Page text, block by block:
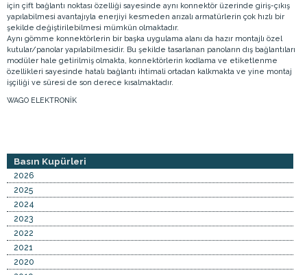
için çift bağlantı noktası özelliği sayesinde aynı konnektör üzerinde giriş-çıkış
yapılabilmesi avantajıyla enerjiyi kesmeden arızalı armatürlerin çok hızlı bir
şekilde değiştirilebilmesi mümkün olmaktadır.
Aynı gömme konnektörlerin bir başka uygulama alanı da hazır montajlı özel
kutular/panolar yapılabilmesidir. Bu şekilde tasarlanan panoların dış bağlantıları
modüler hale getirilmiş olmakta, konnektörlerin kodlama ve etiketlenme
özellikleri sayesinde hatalı bağlantı ihtimali ortadan kalkmakta ve yine montaj
işçiliği ve süresi de son derece kısalmaktadır.
WAGO ELEKTRONİK
Basın Kupürleri
2026
2025
2024
2023
2022
2021
2020